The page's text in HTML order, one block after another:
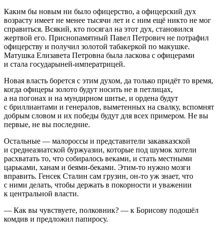
Каким бы новым ни было офицерство, а офицерский дух
возрасту имеет не менее тысячи лет и с ним ещё никто не мог
справиться. Всякий, кто посягал на этот дух, становился
жертвой его. Приснопамятный Павел Петрович не потрафил
офицерству и получил золотой табакеркой по макушке.
Матушка Елизавета Петровна была ласкова с офицерами
и стала государыней-императрицей.
Новая власть борется с этим духом, да только придёт то время,
когда офицеры золото будут носить не в петлицах,
а на погонах и на мундирном шитье, и ордена будут
с бриллиантами и генералов, выметенных на свалку, вспомнят
добрым словом и их победы будут для всех примером. Не вы
первые, не вы последние.
Остальные — малороссы и представители закавказской
и среднеазиатской буржуазии, которые под шумок хотели
расхватать то, что собиралось веками, и стать местными
царьками, ханам и беями-беками. Этим-то нужно мозги
вправить. Генсек Сталин сам грузин, он-то уж знает, что
с ними делать, чтобы держать в покорности и уважении
к центральной власти.
— Как вы чувствуете, полковник? — к Борисову подошёл
комдив и предложил папиросу.